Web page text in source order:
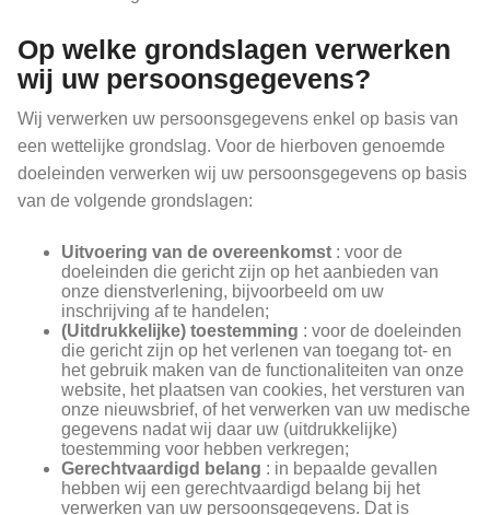
Op welke grondslagen verwerken
wij uw persoonsgegevens?
Wij verwerken uw persoonsgegevens enkel op basis van
een wettelijke grondslag. Voor de hierboven genoemde
doeleinden verwerken wij uw persoonsgegevens op basis
van de volgende grondslagen:
Uitvoering van de overeenkomst : voor de
doeleinden die gericht zijn op het aanbieden van
onze dienstverlening, bijvoorbeeld om uw
inschrijving af te handelen;
(Uitdrukkelijke) toestemming : voor de doeleinden
die gericht zijn op het verlenen van toegang tot- en
het gebruik maken van de functionaliteiten van onze
website, het plaatsen van cookies, het versturen van
onze nieuwsbrief, of het verwerken van uw medische
gegevens nadat wij daar uw (uitdrukkelijke)
toestemming voor hebben verkregen;
Gerechtvaardigd belang : in bepaalde gevallen
hebben wij een gerechtvaardigd belang bij het
verwerken van uw persoonsgegevens. Dat is